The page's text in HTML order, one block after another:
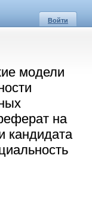
Войти
модели
на
кандидата